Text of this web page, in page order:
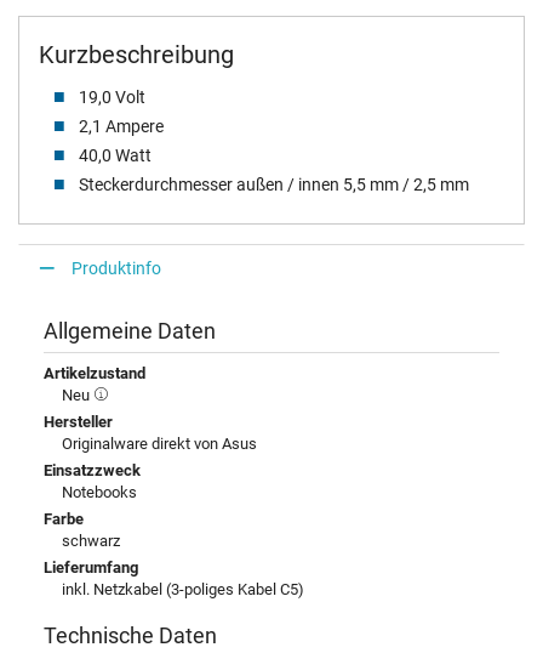
Kurzbeschreibung
19,0 Volt
2,1 Ampere
40,0 Watt
Steckerdurchmesser außen / innen 5,5 mm / 2,5 mm
Produktinfo
Allgemeine Daten
Artikelzustand
Neu
Hersteller
Originalware direkt von Asus
Einsatzzweck
Notebooks
Farbe
schwarz
Lieferumfang
inkl. Netzkabel (3-poliges Kabel C5)
Technische Daten